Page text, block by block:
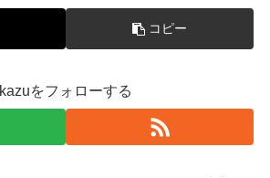
コピー
kazuをフォローする